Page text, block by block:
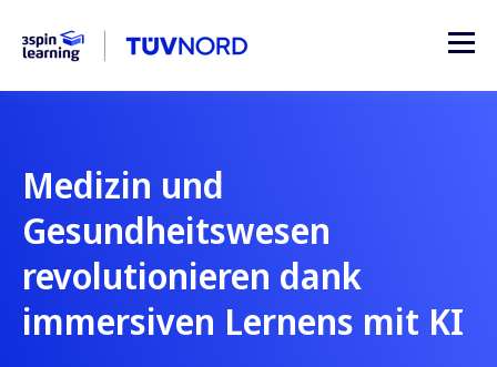
Medizin und
Gesundheitswesen
revolutionieren dank
immersiven Lernens mit KI